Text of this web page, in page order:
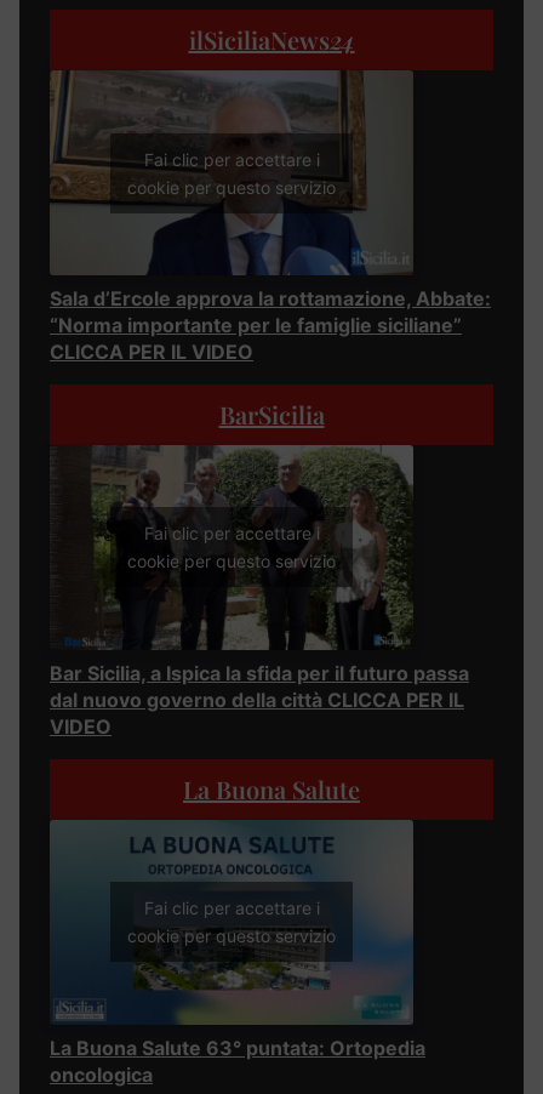
ilSiciliaNews24
Fai clic per accettare i
cookie per questo servizio
Sala d’Ercole approva la rottamazione, Abbate:
“Norma importante per le famiglie siciliane”
CLICCA PER IL VIDEO
BarSicilia
Fai clic per accettare i
cookie per questo servizio
Bar Sicilia, a Ispica la sfida per il futuro passa
dal nuovo governo della città CLICCA PER IL
VIDEO
La Buona Salute
Fai clic per accettare i
cookie per questo servizio
La Buona Salute 63° puntata: Ortopedia
oncologica